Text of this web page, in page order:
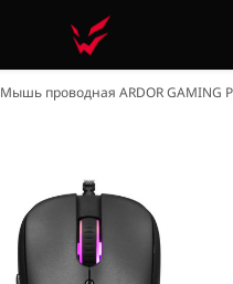
Мышь проводная ARDOR GAMING